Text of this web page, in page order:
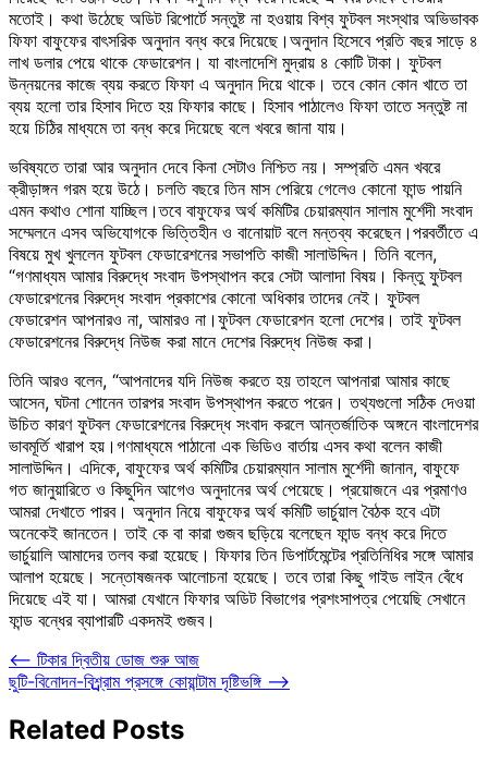
মতোই। কথা উঠেছে অডিট রিপোর্টে সন্তুষ্ট না হওয়ায় বিশ্ব ফুটবল সংস্থার অভিভাবক
ফিফা বাফুফের বাৎসরিক অনুদান বন্ধ করে দিয়েছে।অনুদান হিসেবে প্রতি বছর সাড়ে ৪
লাখ ডলার পেয়ে থাকে ফেডারেশন। যা বাংলাদেশি মুদ্রায় ৪ কোটি টাকা। ফুটবল
উন্নয়নের কাজে ব্যয় করতে ফিফা এ অনুদান দিয়ে থাকে। তবে কোন কোন খাতে তা
ব্যয় হলো তার হিসাব দিতে হয় ফিফার কাছে। হিসাব পাঠালেও ফিফা তাতে সন্তুষ্ট না
হয়ে চিঠির মাধ্যমে তা বন্ধ করে দিয়েছে বলে খবরে জানা যায়।
ভবিষ্যতে তারা আর অনুদান দেবে কিনা সেটাও নিশ্চিত নয়। সম্প্রতি এমন খবরে
ক্রীড়াঙ্গন গরম হয়ে উঠে। চলতি বছরে তিন মাস পেরিয়ে গেলেও কোনো ফান্ড পায়নি
এমন কথাও শোনা যাচ্ছিল।তবে বাফুফের অর্থ কমিটির চেয়ারম্যান সালাম মুর্শেদী সংবাদ
সম্মেলনে এসব অভিযোগকে ভিত্তিহীন ও বানোয়াট বলে মন্তব্য করেছেন।পরবর্তীতে এ
বিষয়ে মুখ খুললেন ফুটবল ফেডারেশনের সভাপতি কাজী সালাউদ্দিন। তিনি বলেন,
“গণমাধ্যম আমার বিরুদ্ধে সংবাদ উপস্থাপন করে সেটা আলাদা বিষয়। কিন্তু ফুটবল
ফেডারেশনের বিরুদ্ধে সংবাদ প্রকাশের কোনো অধিকার তাদের নেই। ফুটবল
ফেডারেশন আপনারও না, আমারও না।ফুটবল ফেডারেশন হলো দেশের। তাই ফুটবল
ফেডারেশনের বিরুদ্ধে নিউজ করা মানে দেশের বিরুদ্ধে নিউজ করা।
তিনি আরও বলেন, “আপনাদের যদি নিউজ করতে হয় তাহলে আপনারা আমার কাছে
আসেন, ঘটনা শোনেন তারপর সংবাদ উপস্থাপন করতে পরেন। তথ্যগুলো সঠিক দেওয়া
উচিত কারণ ফুটবল ফেডারেশনের বিরুদ্ধে সংবাদ করলে আন্তর্জাতিক অঙ্গনে বাংলাদেশর
ভাবমূর্তি খারাপ হয়।গণমাধ্যমে পাঠানো এক ভিডিও বার্তায় এসব কথা বলেন কাজী
সালাউদ্দিন। এদিকে, বাফুফের অর্থ কমিটির চেয়ারম্যান সালাম মুর্শেদী জানান, বাফুফে
গত জানুয়ারিতে ও কিছুদিন আগেও অনুদানের অর্থ পেয়েছে। প্রয়োজনে এর প্রমাণও
আমরা দেখাতে পারব। অনুদান নিয়ে বাফুফের অর্থ কমিটি ভার্চুয়াল বৈঠক হবে এটা
অনেকেই জানতেন। তাই কে বা কারা গুজব ছড়িয়ে বলেছেন ফান্ড বন্ধ করে দিতে
ভার্চুয়ালি আমাদের তলব করা হয়েছে। ফিফার তিন ডিপার্টমেন্টের প্রতিনিধির সঙ্গে আমার
আলাপ হয়েছে। সন্তোষজনক আলোচনা হয়েছে। তবে তারা কিছু গাইড লাইন বেঁধে
দিয়েছে এই যা। আমরা যেখানে ফিফার অডিট বিভাগের প্রশংসাপত্র পেয়েছি সেখানে
ফান্ড বন্ধের ব্যাপারটি একদমই গুজব।
Post
navigation
⟵ টিকার দ্বিতীয় ডোজ শুরু আজ
ছুটি-বিনোদন-বিশ্র্র্র্রাম প্রসঙ্গে কোয়ান্টাম দৃষ্টিভঙ্গি ⟶
Related Posts